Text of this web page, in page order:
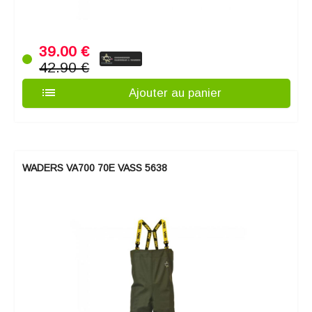
39.00 €
42.90 €
list Ajouter au panier
WADERS VA700 70E VASS 5638